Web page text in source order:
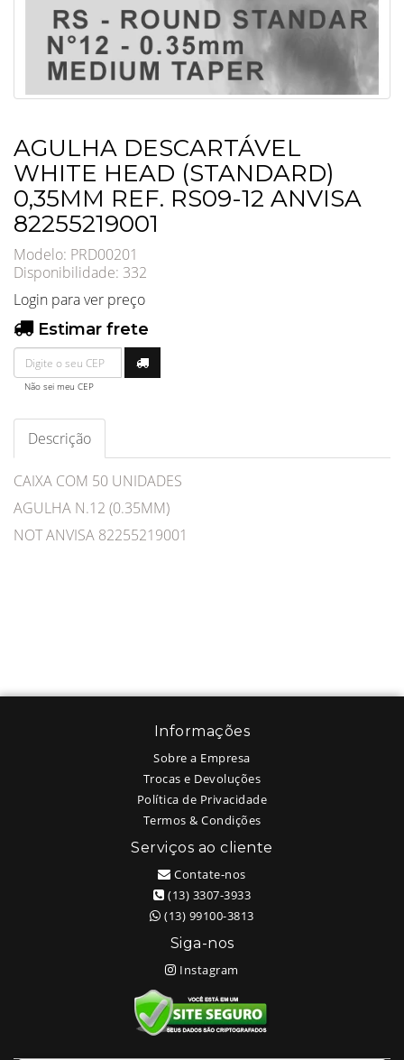
AGULHA DESCARTÁVEL
WHITE HEAD (STANDARD)
0,35MM REF. RS09-12 ANVISA
82255219001
Modelo: PRD00201
Disponibilidade: 332
Login para ver preço
Estimar frete
Não sei meu CEP
Descrição
CAIXA COM 50 UNIDADES
AGULHA N.12 (0.35MM)
NOT ANVISA 82255219001
Informações
Sobre a Empresa
Trocas e Devoluções
Política de Privacidade
Termos & Condições
Serviços ao cliente
Contate-nos
(13) 3307-3933
(13) 99100-3813
Siga-nos
Instagram